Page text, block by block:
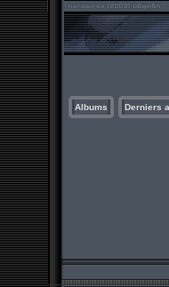
Albums Derniers